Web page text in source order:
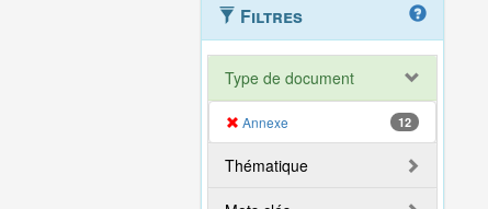
Filtres
Type de document
Annexe 12
Thématique